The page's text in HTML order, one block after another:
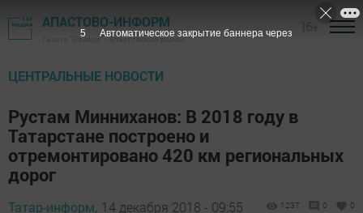
АПАСТОВО-ИНФОРМ
Газета "Звезда" - Апастовский район
ЦЕНТРАЛЬНЫЕ НОВОСТИ
Рустам Минниханов: В 2018 году в
Татарстане построено и
отремонтировано 420 км региональных
дорог
Татар-информ, 14 декабря 2018 - 09:55 1237 0 0
4 Автоматическое закрытие баннера через